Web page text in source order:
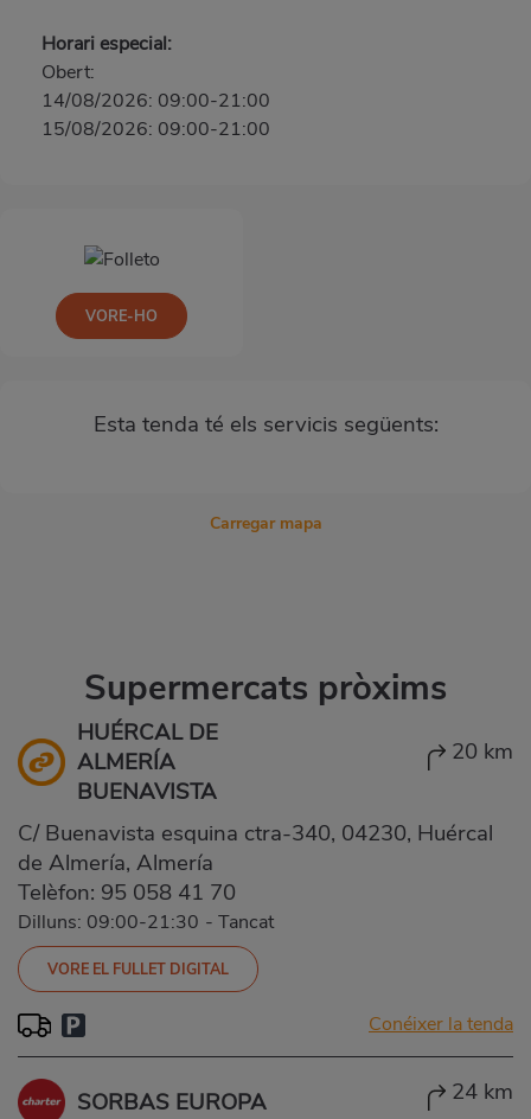
Horari especial:
Obert:
14/08/2026: 09:00-21:00
15/08/2026: 09:00-21:00
Esta tenda té els servicis següents:
VORE-HO
Carregar mapa
Supermercats pròxims
HUÉRCAL DE
ALMERÍA
BUENAVISTA
20 km
C/ Buenavista esquina ctra-340, 04230, Huércal
de Almería, Almería
Telèfon: 95 058 41 70
Dilluns: 09:00-21:30 - Tancat
VORE EL FULLET DIGITAL
Conéixer la tenda
SORBAS EUROPA 24 km